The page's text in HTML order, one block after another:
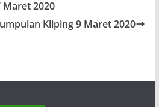
Maret 2020
Kliping 9 Maret 2020